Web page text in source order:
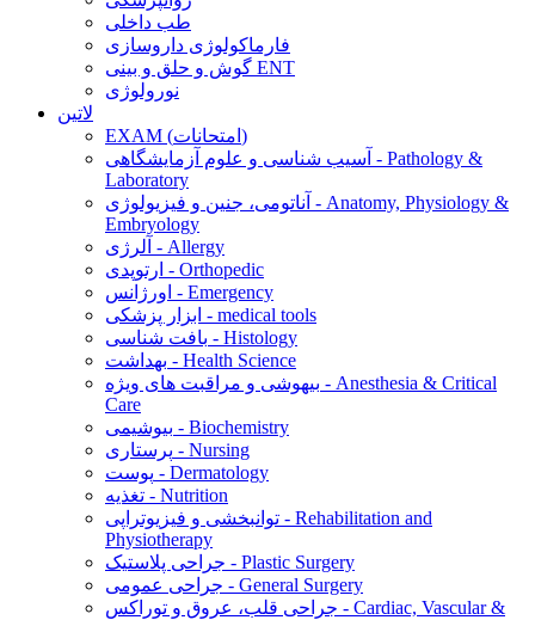
طب داخلی
فارماکولوژی داروسازی
گوش و حلق و بینی ENT
نورولوژی
لاتین
EXAM (امتحانات)
آسیب شناسی و علوم آزمایشگاهی - Pathology &
Laboratory
آناتومی، جنین و فیزیولوژی - Anatomy, Physiology &
Embryology
آلرژی - Allergy
ارتوپدی - Orthopedic
اورژانس - Emergency
ابزار پزشکی - medical tools
بافت شناسی - Histology
بهداشت - Health Science
بیهوشی و مراقبت های ویژه - Anesthesia & Critical
Care
بیوشیمی - Biochemistry
پرستاری - Nursing
پوست - Dermatology
تغذیه - Nutrition
توانبخشی و فیزیوتراپی - Rehabilitation and
Physiotherapy
جراحی پلاستیک - Plastic Surgery
جراحی عمومی - General Surgery
جراحی قلب، عروق و توراکس - Cardiac, Vascular &